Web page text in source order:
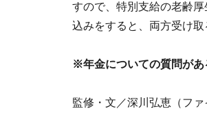
すので、特別支給の老齢
込みをすると、両方受け取
※年金についての質問があ
監修・文／深川弘恵（ファ